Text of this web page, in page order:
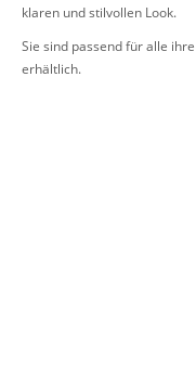
klaren und stilvollen Look.
Sie sind passend für alle
erhältlich.